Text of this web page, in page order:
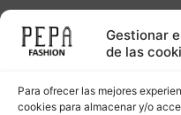
Gestionar
de las
Para ofrecer las mejores
cookies para almacenar y/o
Síguenos en